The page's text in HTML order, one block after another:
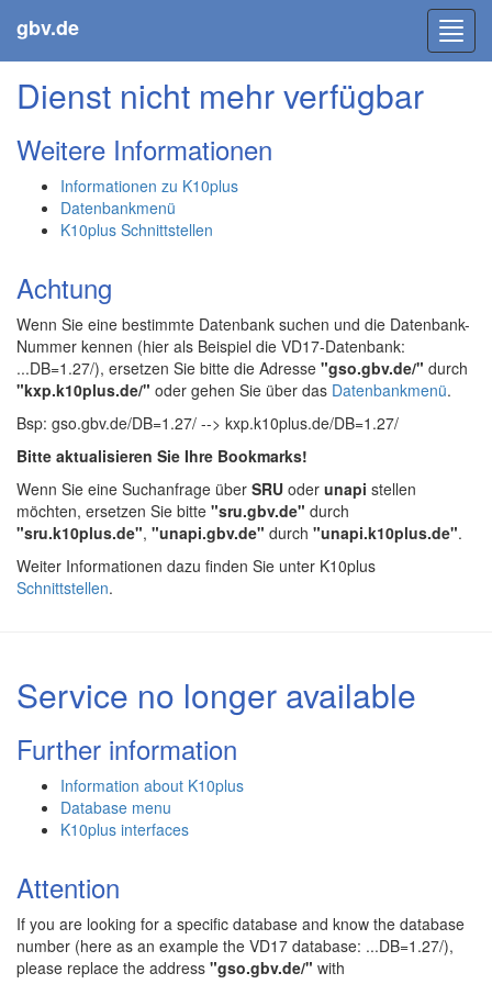
gbv.de
Dienst nicht mehr verfügbar
Weitere Informationen
Informationen zu K10plus
Datenbankmenü
K10plus Schnittstellen
Achtung
Wenn Sie eine bestimmte Datenbank suchen und die Datenbank-
Nummer kennen (hier als Beispiel die VD17-Datenbank:
...DB=1.27/), ersetzen Sie bitte die Adresse "gso.gbv.de/" durch
"kxp.k10plus.de/" oder gehen Sie über das Datenbankmenü.
Bsp: gso.gbv.de/DB=1.27/ --> kxp.k10plus.de/DB=1.27/
Bitte aktualisieren Sie Ihre Bookmarks!
Wenn Sie eine Suchanfrage über SRU oder unapi stellen
möchten, ersetzen Sie bitte "sru.gbv.de" durch
"sru.k10plus.de", "unapi.gbv.de" durch "unapi.k10plus.de".
Weiter Informationen dazu finden Sie unter K10plus
Schnittstellen.
Service no longer available
Further information
Information about K10plus
Database menu
K10plus interfaces
Attention
If you are looking for a specific database and know the database
number (here as an example the VD17 database: ...DB=1.27/),
please replace the address "gso.gbv.de/" with